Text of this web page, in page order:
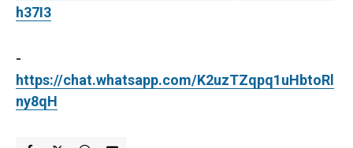
h37I3
-
https://chat.whatsapp.com/K2uzTZqpq1uHbtoRl
ny8qH